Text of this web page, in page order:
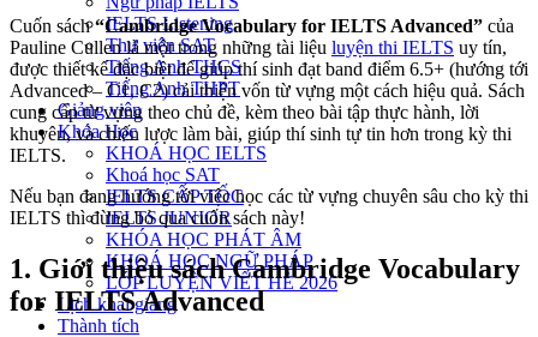
IELTS Listening
Thư viện SAT
Tiếng Anh THCS
Tiếng Anh THPT
Giảng viên
Khóa Học
KHOÁ HỌC IELTS
Khoá học SAT
IELTS CẤP TỐC
IELTS JUNIOR
KHÓA HỌC PHÁT ÂM
KHOÁ HỌC NGỮ PHÁP
LỚP LUYỆN VIẾT HÈ 2026
Lịch khai giảng
Thành tích
Cuốn sách“Cambridge Vocabulary for IELTS Advanced” của
Pauline Cullen là một trong những tài liệu luyện thi IELTS uy tín,
được thiết kế đặc biệt để giúp thí sinh đạt band điểm 6.5+ (hướng tới
Advanced – C1, C2) cải thiện vốn từ vựng một cách hiệu quả. Sách
cung cấp từ vựng theo chủ đề, kèm theo bài tập thực hành, lời
khuyên, và chiến lược làm bài, giúp thí sinh tự tin hơn trong kỳ thi
IELTS.
Nếu bạn đang hướng tới việc học các từ vựng chuyên sâu cho kỳ thi
IELTS thì đừng bỏ qua cuốn sách này!
1. Giới thiệu sách Cambridge Vocabulary
for IELTS Advanced